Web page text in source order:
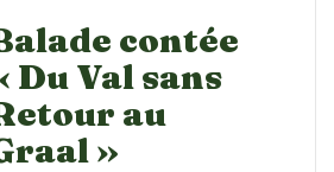
contée
Du Val sans
au
»